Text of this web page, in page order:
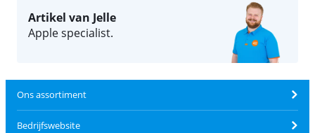
Artikel van Jelle
Apple specialist.
Ons assortiment
Bedrijfswebsite